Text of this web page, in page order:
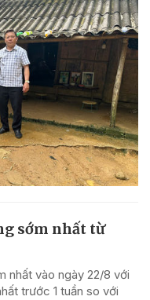
sớm nhất từ
nhất vào ngày 22/8 với
trước 1 tuần so với